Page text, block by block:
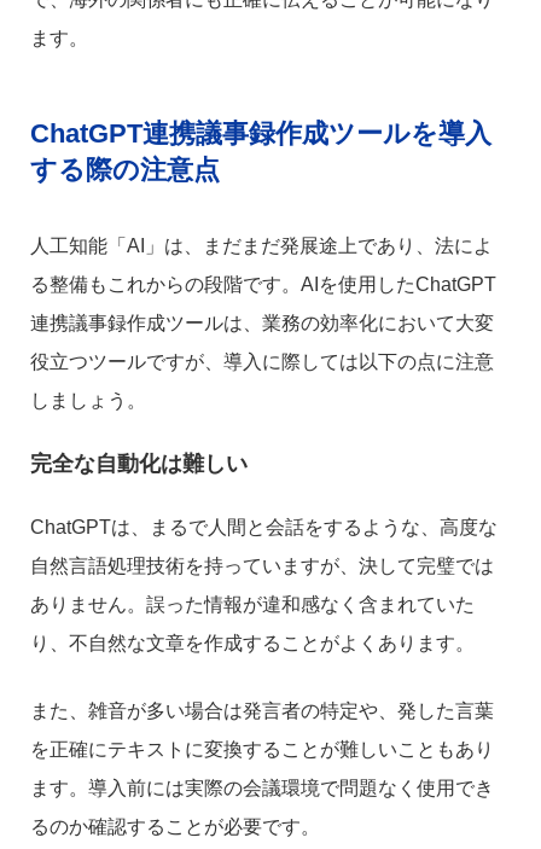
ます。
ChatGPT連携議事録作成ツールを導入
する際の注意点
人工知能「AI」は、まだまだ発展途上であり、法によ
る整備もこれからの段階です。AIを使用したChatGPT
連携議事録作成ツールは、業務の効率化において大変
役立つツールですが、導入に際しては以下の点に注意
しましょう。
完全な自動化は難しい
ChatGPTは、まるで人間と会話をするような、高度な
自然言語処理技術を持っていますが、決して完璧では
ありません。誤った情報が違和感なく含まれていた
り、不自然な文章を作成することがよくあります。
また、雑音が多い場合は発言者の特定や、発した言葉
を正確にテキストに変換することが難しいこともあり
ます。導入前には実際の会議環境で問題なく使用でき
るのか確認することが必要です。